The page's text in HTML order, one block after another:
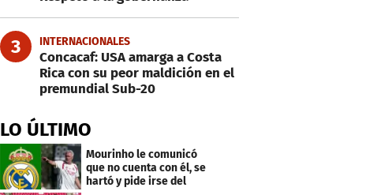
3 INTERNACIONALES
Concacaf: USA amarga a Costa
Rica con su peor maldición en el
premundial Sub-20
LO ÚLTIMO
Mourinho le comunicó
que no cuenta con él, se
hartó y pide irse del